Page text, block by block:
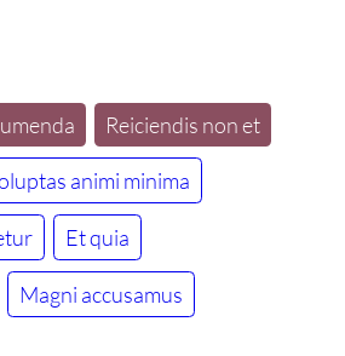
Reiciendis non et
animi minima
Et quia
Magni accusamus